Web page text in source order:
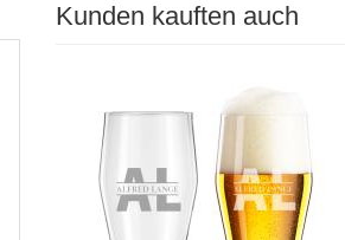
Kunden kauften auch